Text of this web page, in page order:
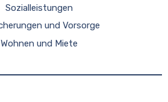
Sozialleistungen
und Vorsorge
Wohnen und Miete